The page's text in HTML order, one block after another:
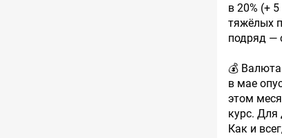
в 20% (+
тяжёлых
подряд —
💰
в мае
этом
курс. Для
Как и